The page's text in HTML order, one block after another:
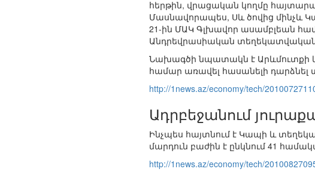
հերթին, վրացական կողմը
Մասնավորապես, Սև ծովից մինչև
21-ին ՄԱԿ Գլխավոր ասամբլեան
Անդրեվրասիական տեղեկատվական
Նախագծի նպատակն է Արևմուտքի և
համար առավել հասանելի դարձնել
http://1news.az/economy/tech/
Ադրբեջանում
Ինչպես հայտնում է Կապի և
մարդուն բաժին է ընկնում 41
http://1news.az/economy/tech/